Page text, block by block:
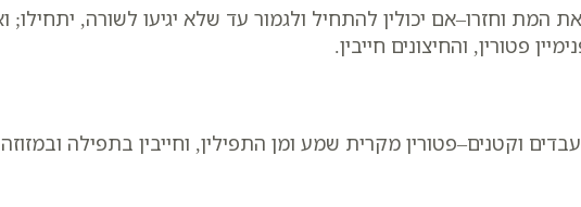
המת וחזרו–אם יכולין להתחיל ולגמור עד שלא יגיעו לשורה, יתחילו;
פטורין, והחיצונים חייבין.
וקטנים–פטורין מקרית שמע ומן התפילין, וחייבין בתפילה